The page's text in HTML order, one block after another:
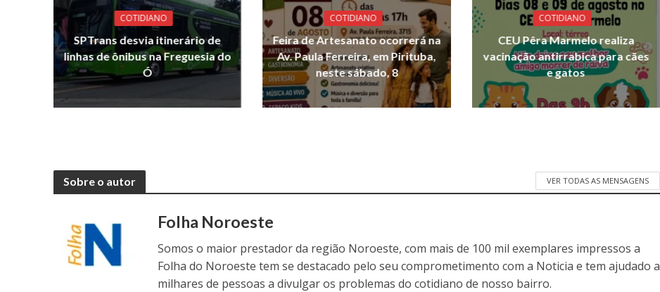
COTIDIANO
SPTrans desvia itinerário de
linhas de ônibus na Freguesia do
Ó
COTIDIANO
Feira de Artesanato ocorrerá na
Av. Paula Ferreira, em Pirituba,
neste sábado, 8
COTIDIANO
CEU Pêra Marmelo realiza
vacinação antirrabica para cães
e gatos
Sobre o autor VER TODAS AS MENSAGENS
Folha Noroeste
Somos o maior prestador da região Noroeste, com mais de 100 mil exemplares impressos a
Folha do Noroeste tem se destacado pelo seu comprometimento com a Noticia e tem ajudado a
milhares de pessoas a divulgar os problemas do cotidiano de nosso bairro.